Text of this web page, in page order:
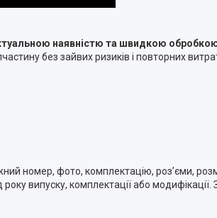
наявністю та швидкою
без зайвих ризиків і повторних
номер, фото, комплектацію, роз’єми,
випуску, комплектації або